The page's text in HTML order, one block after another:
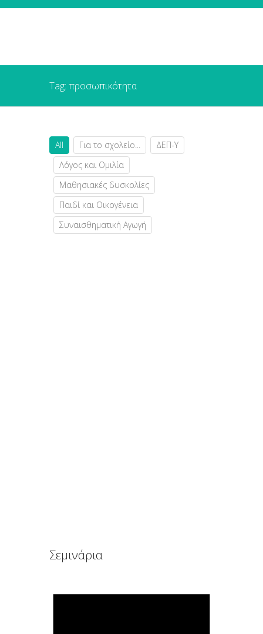
Tag: προσωπικότητα
All Για το σχολείο...
ΔΕΠ-Υ
Λόγος και Ομιλία
Μαθησιακές δυσκολίες
Παιδί και Οικογένεια
Συναισθηματική Αγωγή
Σεμινάρια